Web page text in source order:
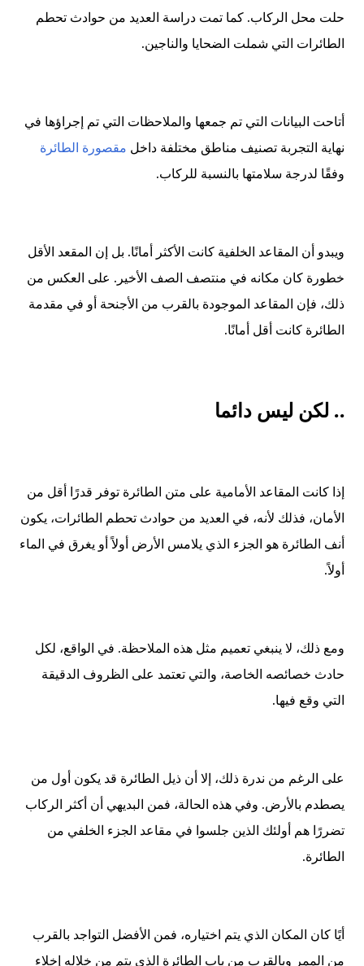
حلت محل الركاب. كما تمت دراسة العديد من حوادث تحطم
الطائرات التي شملت الضحايا والناجين.
أتاحت البيانات التي تم جمعها والملاحظات التي تم إجراؤها في
نهاية التجربة تصنيف مناطق مختلفة داخل مقصورة الطائرة
وفقًا لدرجة سلامتها بالنسبة للركاب.
ويبدو أن المقاعد الخلفية كانت الأكثر أمانًا. بل إن المقعد الأقل
خطورة كان مكانه في منتصف الصف الأخير. على العكس من
ذلك، فإن المقاعد الموجودة بالقرب من الأجنحة أو في مقدمة
الطائرة كانت أقل أمانًا.
.. لكن ليس دائما
إذا كانت المقاعد الأمامية على متن الطائرة توفر قدرًا أقل من
الأمان، فذلك لأنه، في العديد من حوادث تحطم الطائرات، يكون
أنف الطائرة هو الجزء الذي يلامس الأرض أولاً أو يغرق في الماء
أولاً.
ومع ذلك، لا ينبغي تعميم مثل هذه الملاحظة. في الواقع، لكل
حادث خصائصه الخاصة، والتي تعتمد على الظروف الدقيقة
التي وقع فيها.
على الرغم من ندرة ذلك، إلا أن ذيل الطائرة قد يكون أول من
يصطدم بالأرض. وفي هذه الحالة، فمن البديهي أن أكثر الركاب
تضررًا هم أولئك الذين جلسوا في مقاعد الجزء الخلفي من
الطائرة.
أيًا كان المكان الذي يتم اختياره، فمن الأفضل التواجد بالقرب
من الممر وبالقرب من باب الطائرة الذي يتم من خلاله إخلاء